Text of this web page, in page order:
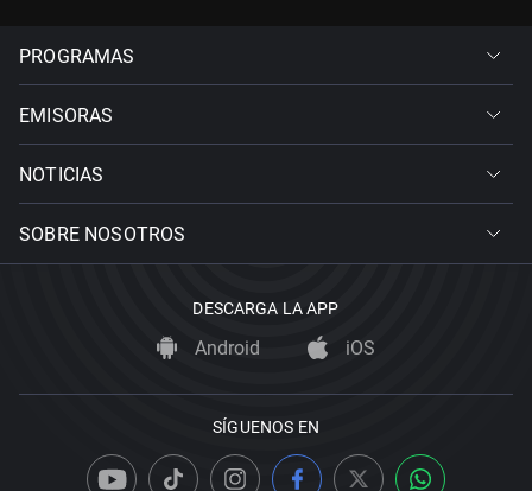
PROGRAMAS
EMISORAS
NOTICIAS
SOBRE NOSOTROS
DESCARGA LA APP
Android iOS
SÍGUENOS EN